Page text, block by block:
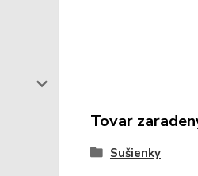
Tovar
Sušienky